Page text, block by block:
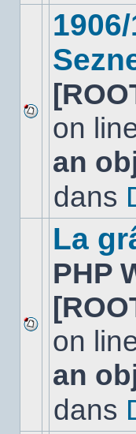
Aucun
nouveau
message
non-
dans
on
an
dans
Aucun
nouveau
message
non-
dans
La
PHP
on
an
dans